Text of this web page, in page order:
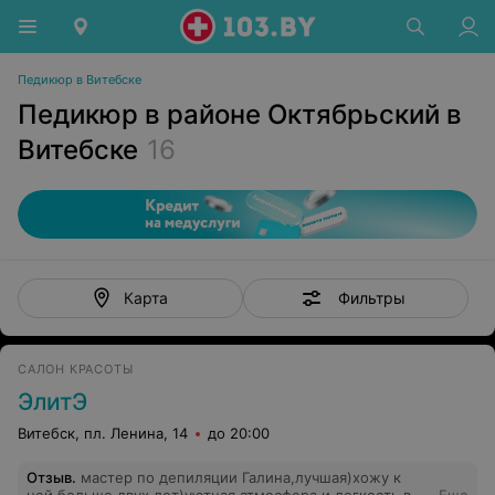
Педикюр в Витебске
Педикюр в районе Октябрьский в
Витебске 16
Карта Фильтры
САЛОН КРАСОТЫ
ЭлитЭ
Витебск, пл. Ленина, 14 до 20:00
Отзыв. мастер по депиляции Галина,лучшая)хожу к